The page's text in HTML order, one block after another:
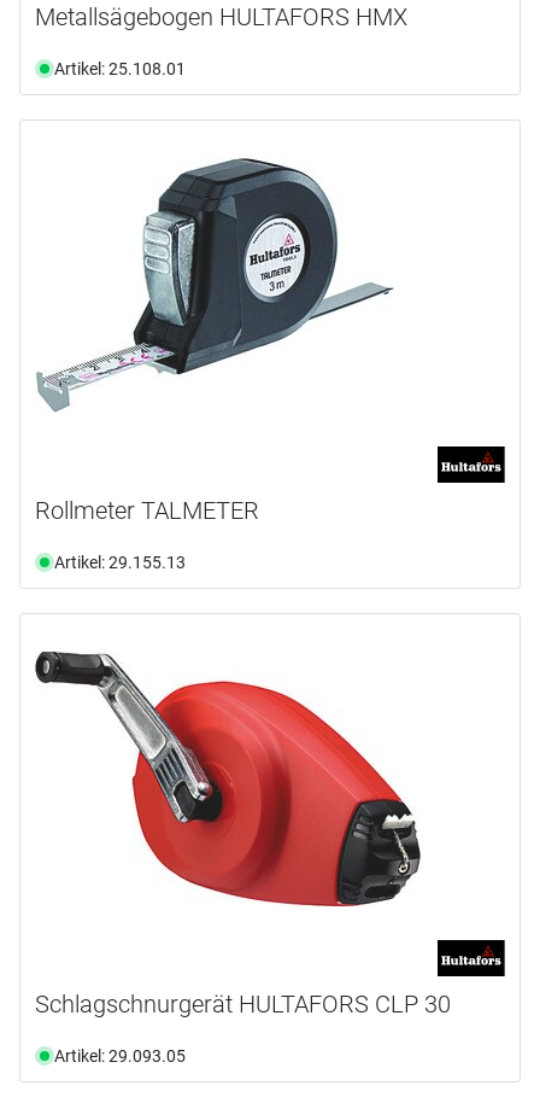
Metallsägebogen HULTAFORS HMX
Artikel: 25.108.01
Rollmeter TALMETER
Artikel: 29.155.13
Schlagschnurgerät HULTAFORS CLP 30
Artikel: 29.093.05